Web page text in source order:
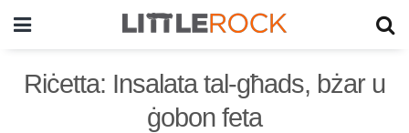
Riċetta: Insalata tal-għads, bżar u
ġobon feta